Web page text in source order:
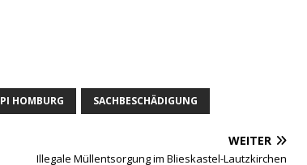
PI HOMBURG SACHBESCHÄDIGUNG
WEITER
Illegale Müllentsorgung im Blieskastel-Lautzkirchen